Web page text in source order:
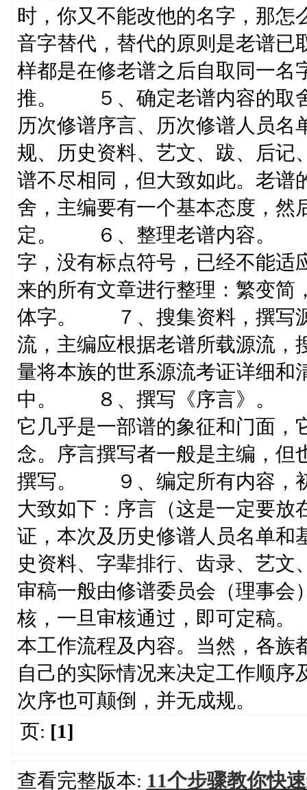
时，你又不能改他的名字，那怎
音字替代，替代的原则是老谱已
样都是在修老谱之后自取同一名
推。 ５、确定老谱内容的取
历次修谱序言、历次修谱人员名
规、历史资料、艺文、跋、后记
谱不尽相同，但大致如此。老谱
舍，主编要有一个基本态度，然
定。 ６、整理老谱内容。
字，没有标点符号，已经不能适
来的所有文章进行整理：繁变简
体字。 ７、搜集资料，撰写
流，主编应根据老谱所载源流，
量将本族的世系源流考证详细和
中。 ８、撰写《序言》。
它几乎是一部谱的象征和门面，
念。序言撰写者一般是主编，但
撰写。 ９、编定所有内容，
大致如下：序言（这是一定要放
证，本次及历史修谱人员名单和
史资料、字辈排行、齿录、
审稿一般由修谱委员会（理事会
核，一旦审核通过，即可定
本工作流程及内容。当然，各族
自己的实际情况来决定工作顺
次序也可颠倒，并无成规。
页: [1]
查看完整版本: 11个步骤教你快